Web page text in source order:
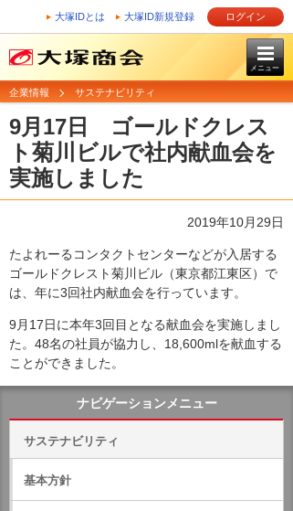
大塚IDとは 大塚ID新規登録 ログイン
メニュー
企業情報 サステナビリティ
9月17日 ゴールドクレス
ト菊川ビルで社内献血会を
実施しました
2019年10月29日
たよれーるコンタクトセンターなどが入居する
ゴールドクレスト菊川ビル（東京都江東区）で
は、年に3回社内献血会を行っています。
9月17日に本年3回目となる献血会を実施しまし
た。48名の社員が協力し、18,600mlを献血する
ことができました。
ナビゲーションメニュー
サステナビリティ
基本方針